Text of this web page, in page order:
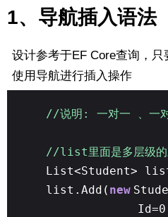
1、导航插入语法
设计参考于EF Core查询，
使用导航进行插入操作
//说明: 一对一 、一对
//list里面是多层级
List<Student>
list.Add( new